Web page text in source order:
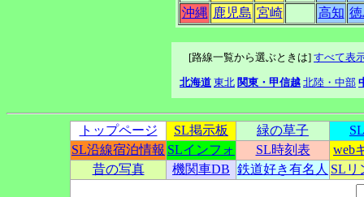
沖縄 鹿児島 宮崎 高知
[路線一覧から選ぶときは] すべて表
北海道 東北 関東・甲信越 北陸・中部
トップページ SL掲示板 緑の草子
SL沿線宿泊情報 SLインフォ SL時刻表
web
昔の写真
機関車DB 鉄道好き有名人 SLリ